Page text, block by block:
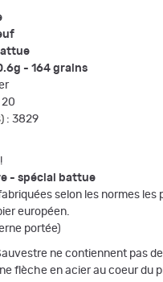
- 164 grains
20
: 3829
- spécial battue
selon les normes les
européen.
portée)
ne contiennent pas
flèche en acier au coeur du